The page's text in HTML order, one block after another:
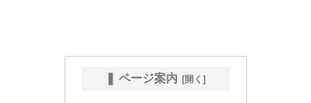
❚ ページ案内